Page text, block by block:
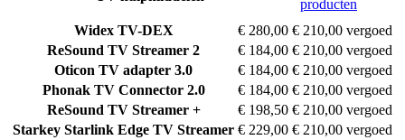
producten
Widex TV-DEX € 280,00 € 210,00 vergoed
ReSound TV Streamer 2 € 184,00 € 210,00 vergoed
Oticon TV adapter 3.0 € 184,00 € 210,00 vergoed
Phonak TV Connector 2.0 € 184,00 € 210,00 vergoed
ReSound TV Streamer + € 198,50 € 210,00 vergoed
Starkey Starlink Edge TV Streamer € 229,00 € 210,00 vergoed